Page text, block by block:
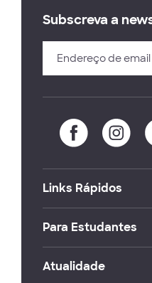
Subscreva a
Links Rápidos
Para Estudantes
Atualidade